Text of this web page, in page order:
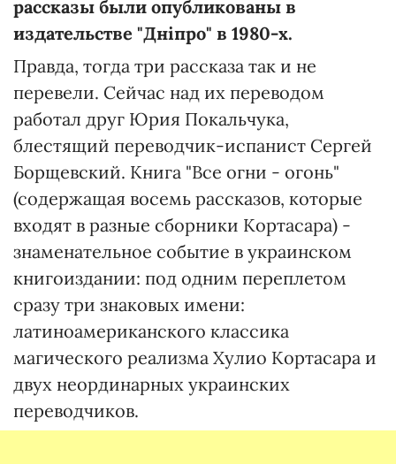
рассказы были опубликованы в
издательстве "Дніпро" в 1980-х.
Правда, тогда три рассказа так и не
перевели. Сейчас над их переводом
работал друг Юрия Покальчука,
блестящий переводчик-испанист Сергей
Борщевский. Книга "Все огни - огонь"
(содержащая восемь рассказов, которые
входят в разные сборники Кортасара) -
знаменательное событие в украинском
книгоиздании: под одним переплетом
сразу три знаковых имени:
латиноамериканского классика
магического реализма Хулио Кортасара и
двух неординарных украинских
переводчиков.